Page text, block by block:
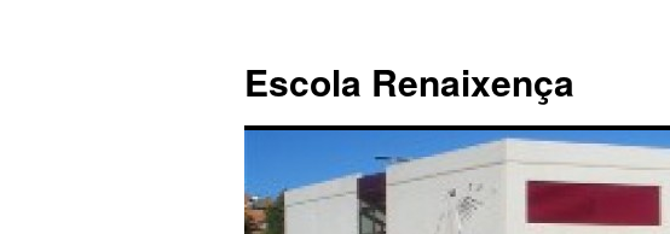
Escola Renaixença